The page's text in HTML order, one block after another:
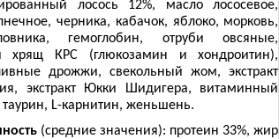
лосось 12%, масло лососевое,
черника, кабачок, яблоко, морковь,
гемоглобин, отруби овсяные,
хрящ КРС (глюкозамин и хондроитин),
дрожжи, свекольный жом, экстракт
экстракт Юкки Шидигера, витаминный
L-карнитин, женьшень.
(средние значения): протеин 33%, жир